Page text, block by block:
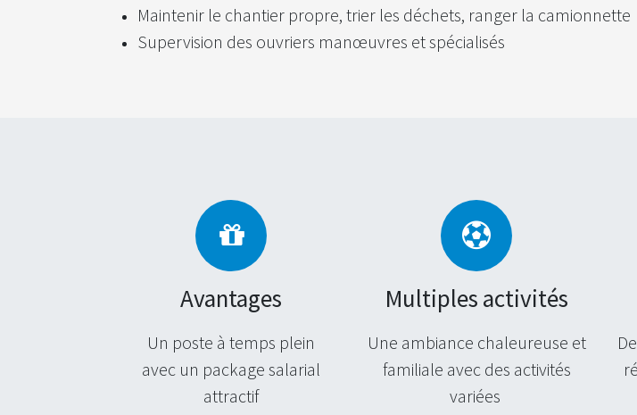
Maintenir le chantier propre, trier les déchets, ranger la camionnette
Supervision des ouvriers manœuvres et spécialisés
Avantages
Un poste à temps plein
avec un package salarial
attractif
Multiples activités
Une ambiance chaleureuse et
familiale avec des activités
variées